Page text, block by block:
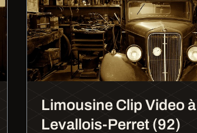
Limousine Clip Video à
Levallois-Perret (92)